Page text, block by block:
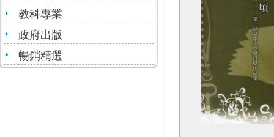
教科專業
政府出版
暢銷精選